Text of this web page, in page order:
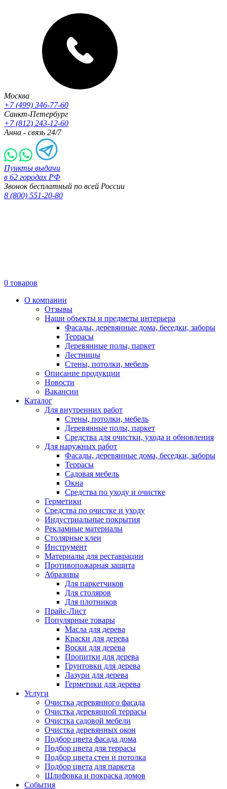
Москва
+7 (499) 346-77-60
Санкт-Петербург
+7 (812) 243-12-60
Анна - связь 24/7
Пункты выдачи
в 62 городах РФ
Звонок бесплатный по всей России
8 (800) 551-20-80
0 товаров
О компании
Отзывы
Наши объекты и предметы интерьера
Фасады, деревянные дома, беседки, заборы
Террасы
Деревянные полы, паркет
Лестницы
Стены, потолки, мебель
Описание продукции
Новости
Вакансии
Каталог
Для внутренних работ
Стены, потолки, мебель
Деревянные полы, паркет
Средства для очистки, ухода и обновления
Для наружных работ
Фасады, деревянные дома, беседки, заборы
Террасы
Садовая мебель
Окна
Средства по уходу и очистке
Герметики
Средства по очистке и уходу
Индустриальные покрытия
Рекламные материалы
Столярные клеи
Инструмент
Материалы для реставрации
Противопожарная защита
Абразивы
Для паркетчиков
Для столяров
Для плотников
Прайс-Лист
Популярные товары
Масла для дерева
Краски для дерева
Воски для дерева
Пропитки для дерева
Грунтовки для дерева
Лазури для дерева
Герметики для дерева
Услуги
Очистка деревянного фасада
Очистка деревянной террасы
Очистка садовой мебели
Очистка деревянных окон
Подбор цвета фасада дома
Подбор цвета для террасы
Подбор цвета стен и потолка
Подбор цвета для паркета
Шлифовка и покраска домов
События